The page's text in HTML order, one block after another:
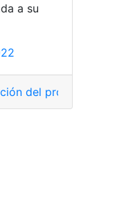
a su
del proyecto